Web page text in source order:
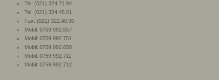
Tel: (021) 324.71.94
Tel: (021) 324.45.01
Fax: (021) 322.40.90
Mobil: 0759.992.657
Mobil: 0759.992.751
Mobil: 0759.992.658
Mobil: 0759.992.711
Mobil: 0759.992.712